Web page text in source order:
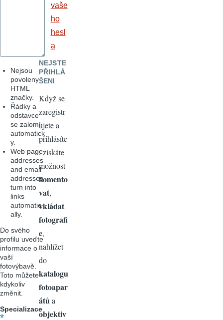
Nejsou
povoleny
HTML
značky.
Řádky a
odstavce
se zalomí
automatick
y.
Web page
addresses
and email
addresses
turn into
links
automatic
ally.
Do svého
profilu uveďte
informace o
vaší
fotovýbavě.
Toto můžete
kdykoliv
změnit.
Specializace
vaše
ho
hesl
a
NEJSTE
PŘIHLÁ
ŠENI
Když se
zaregistr
ujete a
přihlásíte
, získáte
možnost
komento
vat,
vkládat
fotografi
e,
nahlížet
do
katalogu
fotoapar
átů a
objektiv